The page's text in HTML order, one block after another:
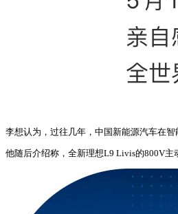
李想认为，过往几年，中国新能源汽车在
他随后介绍称，全新理想L9 Livis的800V主